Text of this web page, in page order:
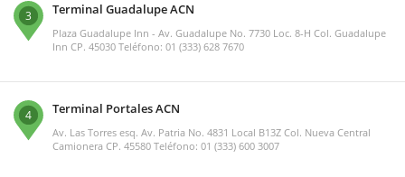
3 Terminal Guadalupe ACN
Plaza Guadalupe Inn - Av. Guadalupe No. 7730 Loc. 8-H Col. Guadalupe
Inn CP. 45030 Teléfono: 01 (333) 628 7670
4 Terminal Portales ACN
Av. Las Torres esq. Av. Patria No. 4831 Local B13Z Col. Nueva Central
Camionera CP. 45580 Teléfono: 01 (333) 600 3007